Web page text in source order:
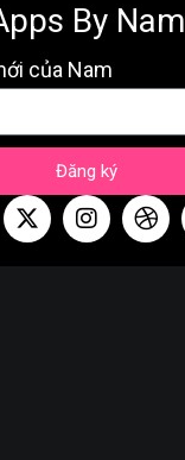
By Nam
của Nam
Đăng ký